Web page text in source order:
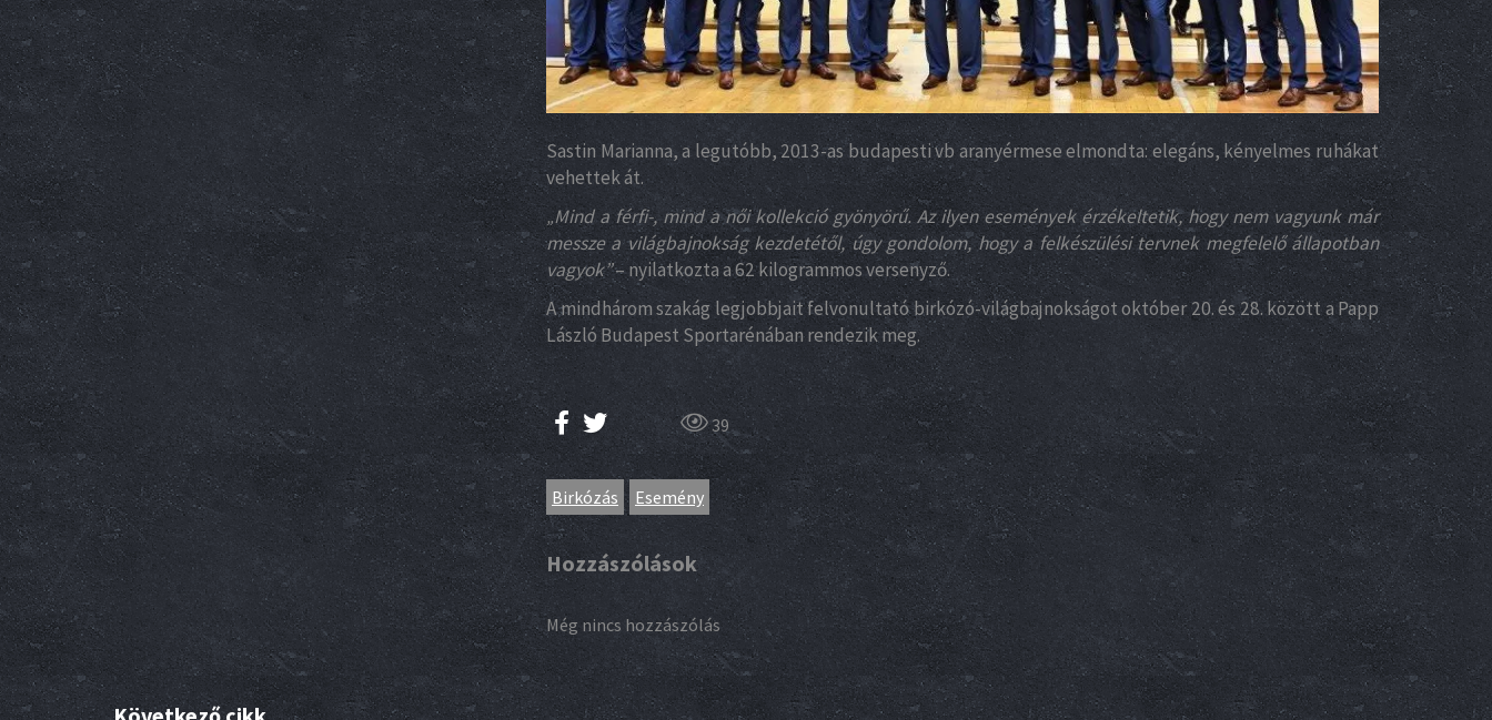
Sastin Marianna, a legutóbb, 2013-as budapesti vb aranyérmese elmondta: elegáns, kényelmes ruhákat
vehettek át.
„Mind a férfi-, mind a női kollekció gyönyörű. Az ilyen események érzékeltetik, hogy nem vagyunk már
messze a világbajnokság kezdetétől, úgy gondolom, hogy a felkészülési tervnek megfelelő állapotban
vagyok”– nyilatkozta a 62 kilogrammos versenyző.
A mindhárom szakág legjobbjait felvonultató birkózó-világbajnokságot október 20. és 28. között a Papp
László Budapest Sportarénában rendezik meg.
39
Birkózás Esemény
Hozzászólások
Még nincs hozzászólás